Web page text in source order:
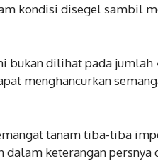
kondisi disegel sambil
bukan dilihat pada jumlah
menghancurkan
tanam tiba-tiba
dalam keterangan persnya